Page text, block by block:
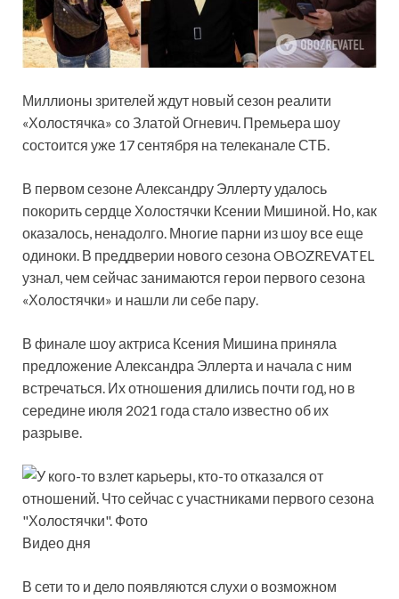
Миллионы зрителей ждут новый сезон реалити
«Холостячка» со Златой Огневич. Премьера шоу
состоится уже 17 сентября на телеканале СТБ.
В первом сезоне Александру Эллерту удалось
покорить сердце Холостячки Ксении Мишиной. Но, как
оказалось, ненадолго. Многие парни из шоу всееще
одиноки. В преддверии нового сезона OBOZREVATEL
узнал, чем сейчас занимаются герои первого сезона
«Холостячки» и нашли ли себе пару.
В финале шоу актриса Ксения Мишина приняла
предложение Александра Эллерта и начала с ним
встречаться. Их отношения длились почти год, но в
середине июля 2021 года стало известно об их
разрыве.
Видео дня
В сети то и дело появляются слухи о возможном